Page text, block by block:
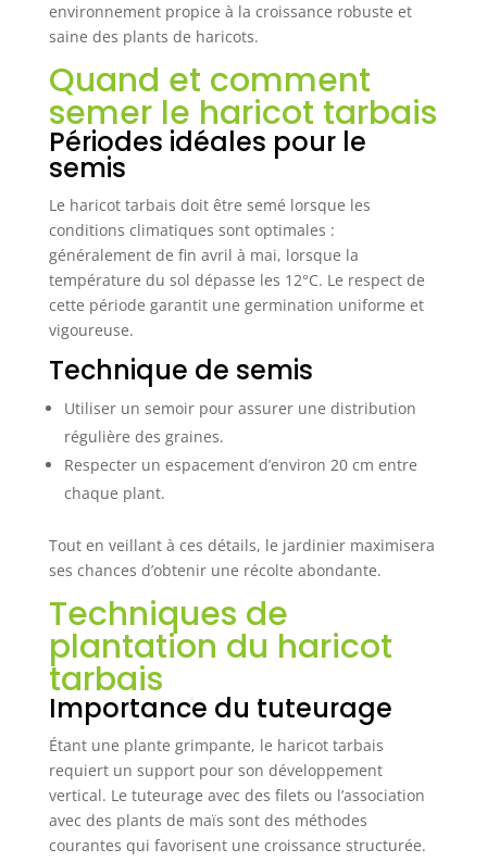
environnement propice à la croissance robuste et
saine des plants de haricots.
Quand et comment
semer le haricot tarbais
Périodes idéales pour le
semis
Le haricot tarbais doit être semé lorsque les
conditions climatiques sont optimales :
généralement de fin avril à mai, lorsque la
température du sol dépasse les 12°C. Le respect de
cette période garantit une germination uniforme et
vigoureuse.
Technique de semis
Utiliser un semoir pour assurer une distribution
régulière des graines.
Respecter un espacement d’environ 20 cm entre
chaque plant.
Tout en veillant à ces détails, le jardinier maximisera
ses chances d’obtenir une récolte abondante.
Techniques de
plantation du haricot
tarbais
Importance du tuteurage
Étant une plante grimpante, le haricot tarbais
requiert un support pour son développement
vertical. Le tuteurage avec des filets ou l’association
avec des plants de maïs sont des méthodes
courantes qui favorisent une croissance structurée.